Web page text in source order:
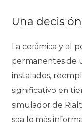
Una
La cerámica y el
permanentes de
instalados,
significativo en
simulador de
sea lo más